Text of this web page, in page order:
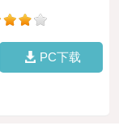
PC下载